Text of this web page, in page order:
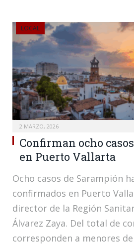
LOCAL
2 MARZO, 2026
Confirman ocho
en Puerto Vallarta
Ocho casos de Sarampión
confirmados en Puerto
director de la Región
Álvarez Zaya. Del total de
corresponden a menores